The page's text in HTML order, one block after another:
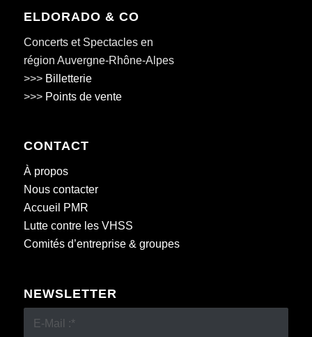
ELDORADO & CO
Concerts et Spectacles en
région Auvergne-Rhône-Alpes
>>> Billetterie
>>> Points de vente
CONTACT
À propos
Nous contacter
Accueil PMR
Lutte contre les VHSS
Comités d’entreprise & groupes
NEWSLETTER